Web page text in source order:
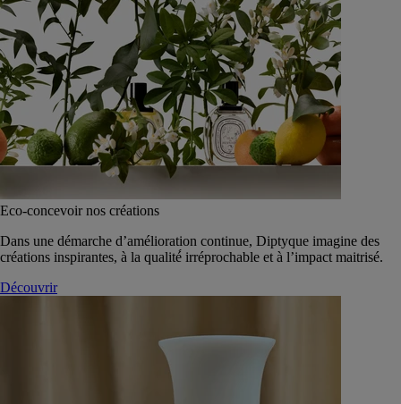
Eco-concevoir nos créations
Dans une démarche d’amélioration continue, Diptyque imagine des
créations inspirantes, à la qualité́ irréprochable et à l’impact maitrisé.
Découvrir